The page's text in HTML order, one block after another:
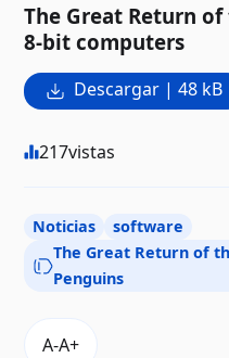
The Great Return
8-bit computers
Descargar | 48 kB
217vistas
Noticias
software
The Great Return of
Penguins